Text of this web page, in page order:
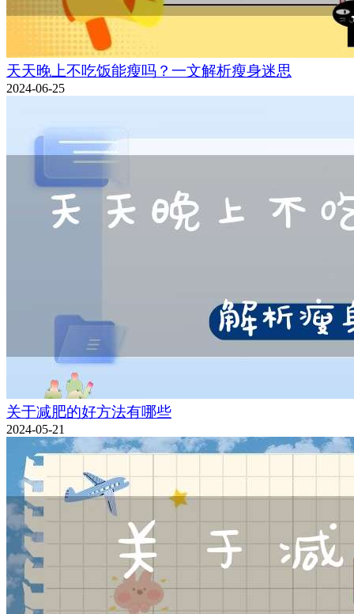
天天晚上不吃饭能瘦吗？一文解析瘦身迷思
2024-06-25
关于减肥的好方法有哪些
2024-05-21